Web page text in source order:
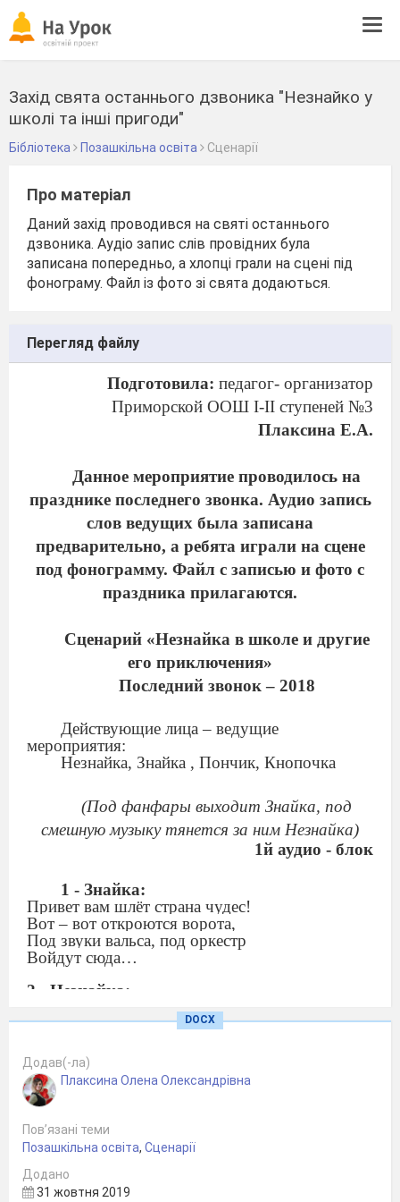
Захід свята останнього дзвоника "Незнайко у
школі та інші пригоди"
Бібліотека Позашкільна освіта Сценарії
Про матеріал
Даний захід проводився на святі останнього
дзвоника. Аудіо запис слів провідних була
записана попередньо, а хлопці грали на сцені під
фонограму. Файл із фото зі свята додаються.
Перегляд файлу
Подготовила: педагог- организатор
Приморской ООШ І-ІІ ступеней №3
Плаксина Е.А.
Данное мероприятие проводилось на
празднике последнего звонка. Аудио запись
слов ведущих была записана
предварительно, а ребята играли на сцене
под фонограмму. Файл с записью и фото с
праздника прилагаются.
Сценарий «Незнайка в школе и другие
его приключения»
Последний звонок – 2018
Действующие лица – ведущие
мероприятия:
Незнайка, Знайка , Пончик, Кнопочка
(Подфанфары выходит Знайка, под
смешную музыку тянется за ним Незнайка)
1й аудио - блок
1 - Знайка:
Привет вам шлёт страна чудес!
Вот – вот откроются ворота,
Под звуки вальса, под оркестр
Войдут сюда…
2 - Незнайка:
Вы что, забыли? Да как же можно?
Сегодня праздник детворы,
Кто год за годом (эх, и сложно)
Снимал учения плоды!
2- Незнайка:
Ты меня не понял. Кого мы ждем? Все на
месте.
DOCX
Додав(-ла)
Плаксина Олена Олександрівна
Пов’язані теми
Позашкільна освіта, Сценарії
Додано
31 жовтня 2019